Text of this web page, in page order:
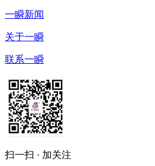
一瞬新闻
关于一瞬
联系一瞬
扫一扫 · 加关注